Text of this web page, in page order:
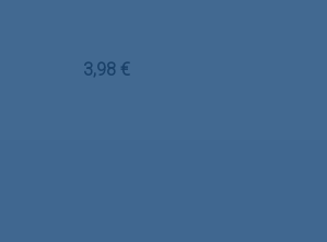
Regulärer Preis:
3,98 €